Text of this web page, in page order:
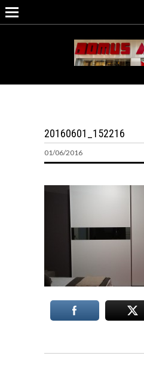
20160601_152216
01/06/2016